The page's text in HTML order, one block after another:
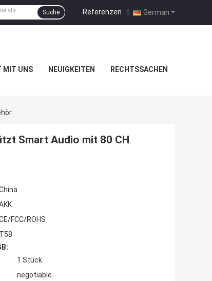
German
Referenzen |
Suche
MIT UNS NEUIGKEITEN RECHTSSACHEN
Smart Audio mit 80 CH
FCC/ROHS
T58
1 Stück
negotiable